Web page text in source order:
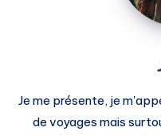
Je me présente, je
de voyages mais